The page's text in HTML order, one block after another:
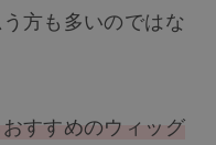
方も多いのではな
すすめのウィッグ